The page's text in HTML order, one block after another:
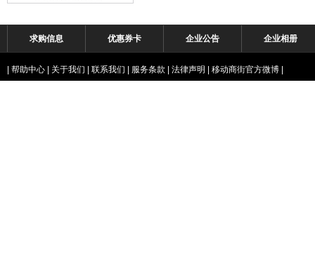
求购信息 优惠券卡 企业公告 企业相册
帮助中心 关于我们 联系我们 服务条款 法律声明 移动商街官方微博